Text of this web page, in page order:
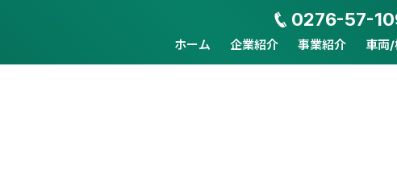
0276-57-
ホーム 企業紹介 事業紹介 車両